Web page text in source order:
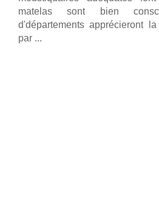
matelas sont bien
d'départements apprécieront
par ...